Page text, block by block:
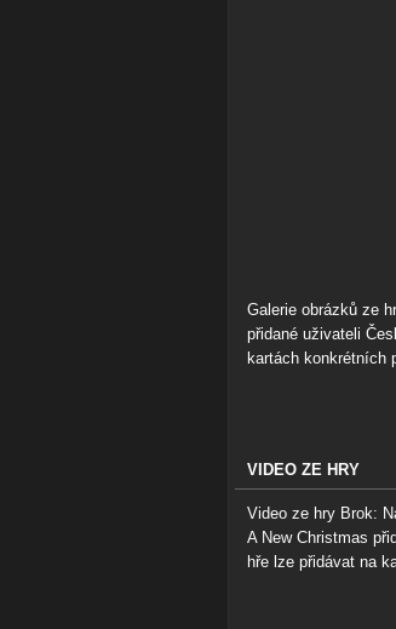
Galerie obrázků ze
přidané uživateli
kartách konkrétních
VIDEO ZE HRY
Video ze hry Brok:
A New Christmas
hře lze přidávat na